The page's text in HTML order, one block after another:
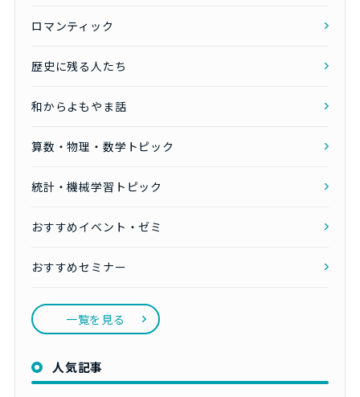
ロマンティック
歴史に残る人たち
和からよもやま話
算数・物理・数学トピック
統計・機械学習トピック
おすすめイベント・ゼミ
おすすめセミナー
一覧を見る
人気記事